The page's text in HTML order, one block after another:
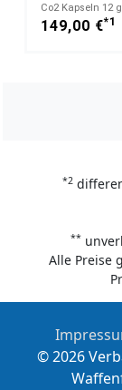
Co2 Kapseln 12
149,00 €*1
*2
**
Alle Preise
© 2026